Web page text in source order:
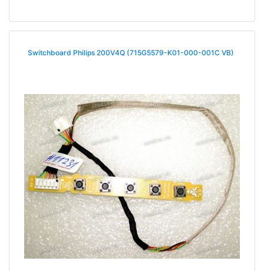
Switchboard Philips 200V4Q (715G5579-K01-000-001C VB)